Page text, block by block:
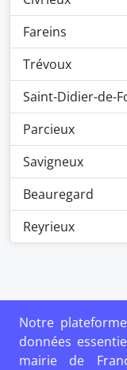
Fareins
Trévoux
Saint-Didier-de-
Parcieux
Savigneux
Beauregard
Reyrieux
Notre
données
mairie de